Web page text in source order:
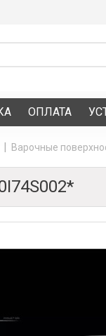
ОПЛАТА
Варочные